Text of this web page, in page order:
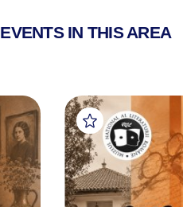
EVENTS IN THIS AREA